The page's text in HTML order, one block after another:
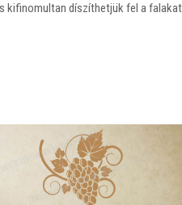
kifinomultan díszíthetjük fel a